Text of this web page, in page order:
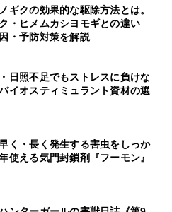
ギクの効果的な駆除方法とは。
・ヒメムカシヨモギとの違い
・予防対策を解説
日照不足でもストレスに負けな
イオスティミュラント資材の選
く・長く発生する害虫をしっか
使える気門封鎖剤『フーモン』